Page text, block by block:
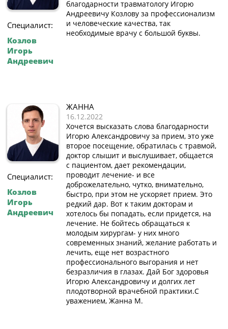
Специалист:
Козлов
Игорь
Андреевич
благодарности травматологу Игорю
Андреевичу Козлову за профессионализм
и человеческие качества, так
необходимые врачу с большой буквы.
Специалист:
Козлов
Игорь
Андреевич
ЖАННА
16.12.2022
Хочется высказать слова благодарности
Игорю Александровичу за прием, это уже
второе посещение, обратилась с травмой,
доктор слышит и выслушивает, общается
с пациентом, дает рекомендации,
проводит лечение- и все
доброжелательно, чутко, внимательно,
быстро, при этом не ускоряет прием. Это
редкий дар. Вот к таким докторам и
хотелось бы попадать, если придется, на
лечение. Не бойтесь обращаться к
молодым хирургам- у них много
современных знаний, желание работать и
лечить, еще нет возрастного
профессионального выгорания и нет
безразличия в глазах. Дай Бог здоровья
Игорю Александровичу и долгих лет
плодотворной врачебной практики.С
уважением, Жанна М.